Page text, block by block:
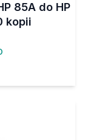
85A do HP
kopii